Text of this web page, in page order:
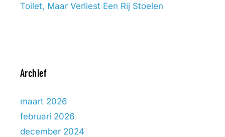
Toilet, Maar Verliest Een Rij Stoelen
Archief
maart 2026
februari 2026
december 2024